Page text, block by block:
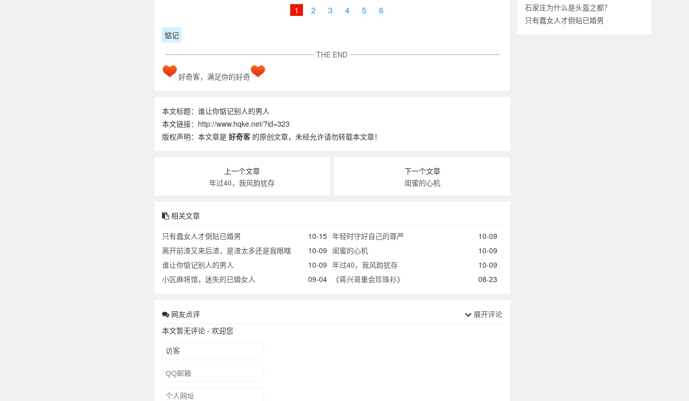
1 2 3 4 5 6
惦记
THE END
好奇客，满足你的好奇
本文标题：谁让你惦记别人的男人
本文链接：http://www.hqke.net/?id=323
版权声明：本文章是 好奇客 的原创文章，未经允许请勿转载本文章！
上一个文章
年过40，我风韵犹存
下一个文章
闺蜜的心机
相关文章
10-15
只有蠢女人才倒贴已婚男 10-09
年轻时守好自己的尊严
10-09
离开前渣又来后渣，是渣太多还是我眼瞎 10-09
闺蜜的心机
10-09
谁让你惦记别人的男人 10-09
年过40，我风韵犹存
09-04
小区麻将馆，迷失的已婚女人 08-23
《蒋兴哥重会珍珠衫》
网友点评
展开评论
本文暂无评论 - 欢迎您
石家庄为什么是头盔之都？
只有蠢女人才倒贴已婚男